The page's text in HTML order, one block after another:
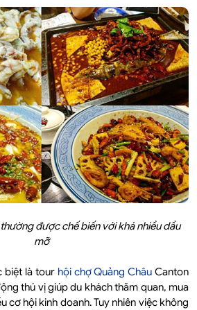
được chế biến với khá nhiều dầu
mỡ
biệt là tour hội chợ Quảng Châu Canton
thú vị giúp du khách thăm quan, mua
cơ hội kinh doanh. Tuy nhiên việc không